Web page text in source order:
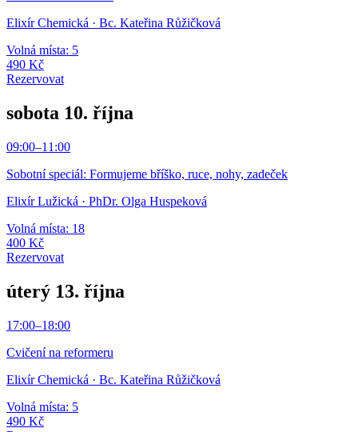
Elixír Chemická · Bc. Kateřina Růžičková
Volná místa: 5
490 Kč
Rezervovat
sobota 10. října
09:00–11:00
Sobotní speciál: Formujeme bříško, ruce, nohy, zadeček
Elixír Lužická · PhDr. Olga Huspeková
Volná místa: 18
400 Kč
Rezervovat
úterý 13. října
17:00–18:00
Cvičení na reformeru
Elixír Chemická · Bc. Kateřina Růžičková
Volná místa: 5
490 Kč